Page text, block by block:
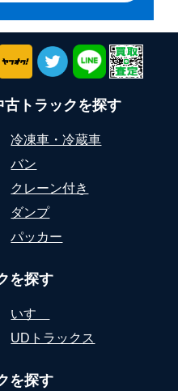
古トラックを探す
冷凍車・冷蔵車
バン
クレーン付き
ダンプ
パッカー
を探す
いすゞ
UDトラックス
を探す